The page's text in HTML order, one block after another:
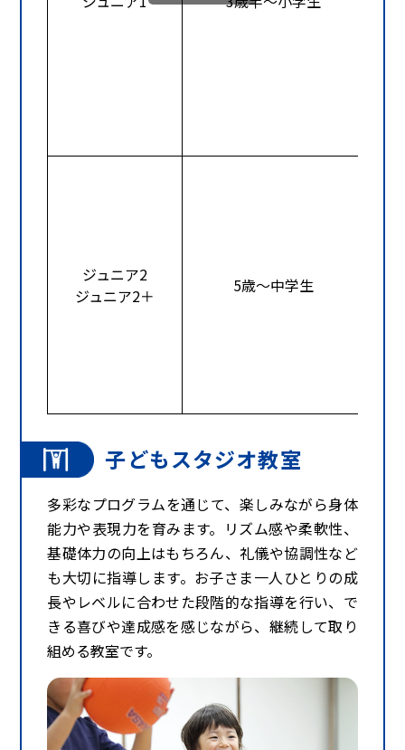
ジュニア2
ジュニア2＋
5歳～中学生
子どもスタジオ教室
多彩なプログラムを通じて、楽しみながら身体
能力や表現力を育みます。リズム感や柔軟性、
基礎体力の向上はもちろん、礼儀や協調性など
も大切に指導します。お子さま一人ひとりの成
長やレベルに合わせた段階的な指導を行い、で
きる喜びや達成感を感じながら、継続して取り
組める教室です。